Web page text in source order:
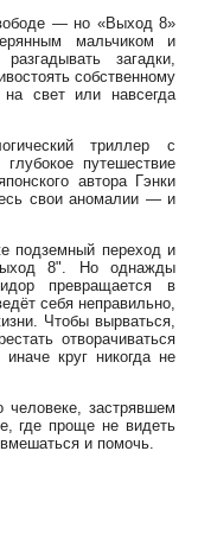
— но «Выход 8»
мальчиком и
загадки,
собственному
свет или навсегда
триллер с
путешествие
автора Гэнки
свои аномалии — и
подземный переход и
8". Но однажды
превращается в
себя неправильно,
Чтобы вырваться,
отворачиваться
круг никогда не
застрявшем
где проще не видеть
и помочь.